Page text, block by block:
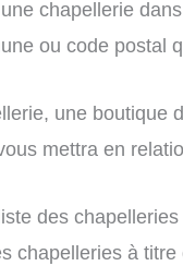
chapellerie
ou code postal
une boutique
mettra en
des
chapelleries à